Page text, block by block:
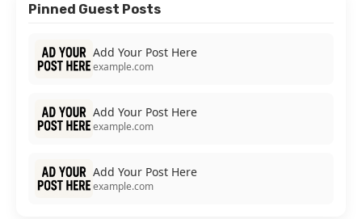
Pinned Guest Posts
Add Your Post Here
example.com
Add Your Post Here
example.com
Add Your Post Here
example.com